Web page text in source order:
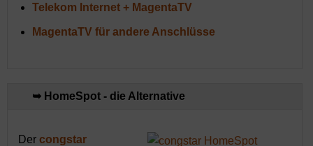
Telekom Internet + MagentaTV
MagentaTV für andere Anschlüsse
➥ HomeSpot - die Alternative
Der congstar